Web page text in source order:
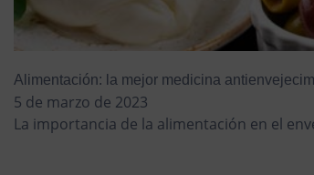
Alimentación: la mejor medicina
5 de marzo de 2023
La importancia de la alimentación en el